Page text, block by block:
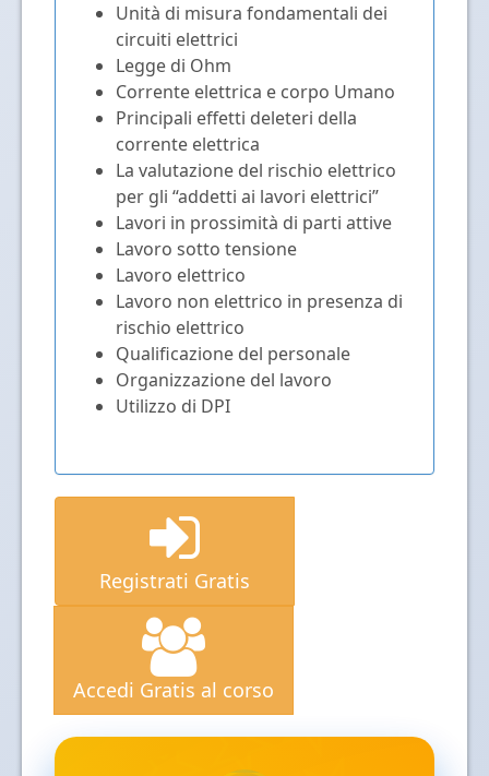
Unità di misura fondamentali dei
circuiti elettrici
Legge di Ohm
Corrente elettrica e corpo Umano
Principali effetti deleteri della
corrente elettrica
La valutazione del rischio elettrico
per gli “addetti ai lavori elettrici”
Lavori in prossimità di parti attive
Lavoro sotto tensione
Lavoro elettrico
Lavoro non elettrico in presenza di
rischio elettrico
Qualificazione del personale
Organizzazione del lavoro
Utilizzo di DPI
Registrati Gratis
Accedi Gratis al corso